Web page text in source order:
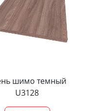
шимо темный
U3128